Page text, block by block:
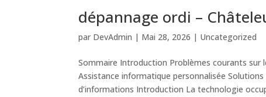
dépannage ordi –
par DevAdmin | Mai 28, 2026 | Uncategorized
Sommaire Introduction Problèmes courants sur
Assistance informatique personnalisée
d’informations Introduction La technologie